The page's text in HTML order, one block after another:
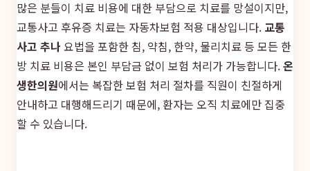
많은 분들이 치료 비용에 대한 부담으로 치료를 망설이지만,
교통사고 후유증 치료는 자동차보험 적용 대상입니다. 교통
사고 추나 요법을 포함한 침, 약침, 한약, 물리치료 등 모든 한
방 치료 비용은 본인 부담금 없이 보험 처리가 가능합니다.온
생한의원에서는 복잡한 보험 처리 절차를 직원이 친절하게
안내하고 대행해드리기 때문에, 환자는 오직 치료에만 집중
할 수 있습니다.